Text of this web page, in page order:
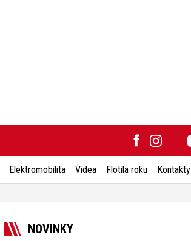
Elektromobilita Videa Flotila roku Kontakty
NOVINKY